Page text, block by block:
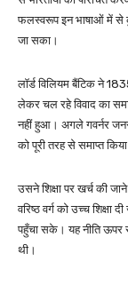
फलस्वरूप इन भाषाओं में से
जा सका।
लॉर्ड विलियम बैंटिक ने
लेकर चल रहे विवाद का
नहीं हुआ। अगले गवर्नर
को पूरी तरह से समाप्त
उसने शिक्षा पर खर्च की
वरिष्ठ वर्ग को उच्च शिक्षा
पहुँचा सके। यह नीति ऊपर
थी।